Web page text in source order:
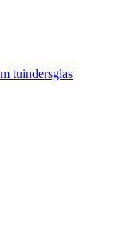
tuindersglas